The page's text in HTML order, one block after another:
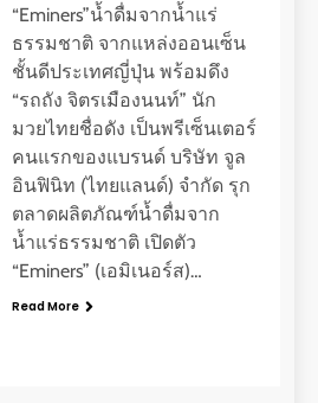
“Eminers”น้ำดื่มจากน้ำแร่
ธรรมชาติ จากแหล่งออนเซ็น
ชั้นดีประเทศญี่ปุ่น พร้อมดึง
“รถถัง จิตรเมืองนนท์” นัก
มวยไทยชื่อดัง เป็นพรีเซ็นเตอร์
คนแรกของแบรนด์ บริษัท จูล
อินฟินิท (ไทยแลนด์) จำกัด รุก
ตลาดผลิตภัณฑ์น้ำดื่มจาก
น้ำแร่ธรรมชาติ เปิดตัว
“Eminers” (เอมิเนอร์ส)…
Read More